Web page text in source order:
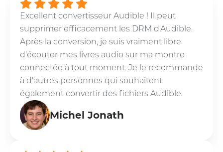
Excellent convertisseur Audible ! Il peut
supprimer efficacement les DRM d'Audible.
Après la conversion, je suis vraiment libre
d'écouter mes livres audio sur ma montre
connectée à tout moment. Je le recommande
à d'autres personnes qui souhaitent
également convertir des fichiers Audible.
Michel Jonath